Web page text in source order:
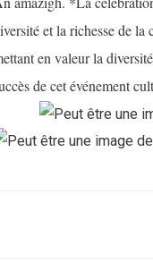
et la richesse de la
en valeur la
de cet événement